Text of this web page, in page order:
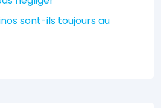
sont-ils toujours au